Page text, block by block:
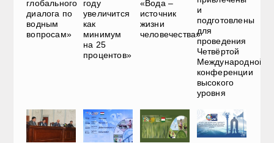
глобального
диалога по
водным
вопросам»
году
увеличится
как
минимум
на 25
процентов»
«Вода –
источник
жизни
человечества»
и
подготовлены
для
проведения
Четвёртой
Международной
конференции
высокого
уровня